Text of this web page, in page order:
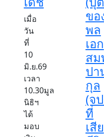
เมื่อ
วัน
ที่
10
มิ.ย.69
เวลา
10.30มูล
นิธิฯ
ได้
มอบ
ขอ
พล
เอก
สม
ปา
กุล
(จ
ที่
เสีย